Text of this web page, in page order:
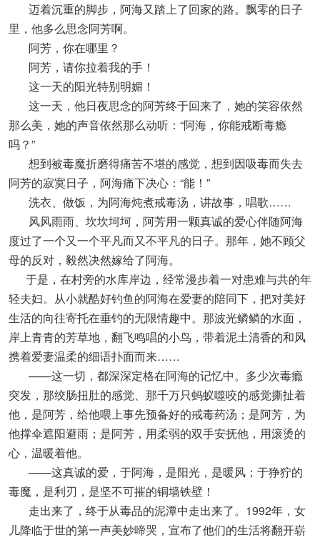
迈着沉重的脚步，阿海又踏上了回家的路。飘零的日子
里，他多么思念阿芳啊。
阿芳，你在哪里？
阿芳，请你拉着我的手！
这一天的阳光特别明媚！
这一天，他日夜思念的阿芳终于回来了，她的笑容依然
那么美，她的声音依然那么动听：“阿海，你能戒断毒瘾
吗？”
想到被毒魔折磨得痛苦不堪的感觉，想到因吸毒而失去
阿芳的寂寞日子，阿海痛下决心：“能！”
洗衣、做饭，为阿海炖煮戒毒汤，讲故事，唱歌……
风风雨雨、坎坎坷坷，阿芳用一颗真诚的爱心伴随阿海
度过了一个又一个平凡而又不平凡的日子。那年，她不顾父
母的反对，毅然决然嫁给了阿海。
于是，在村旁的水库岸边，经常漫步着一对患难与共的年
轻夫妇。从小就酷好钓鱼的阿海在爱妻的陪同下，把对美好
生活的向往寄托在垂钓的无限情趣中。那波光鳞鳞的水面，
岸上青青的芳草地，翻飞鸣唱的小鸟，带着泥土清香的和风
携着爱妻温柔的细语扑面而来……
——这一切，都深深定格在阿海的记忆中。多少次毒瘾
突发，那绞肠扭肚的感觉、那千万只蚂蚁噬咬的感觉撕扯着
他，是阿芳，给他喂上事先预备好的戒毒药汤；是阿芳，为
他撑伞遮阳避雨；是阿芳，用柔弱的双手安抚他，用滚烫的
心，温暖着他。
——这真诚的爱，于阿海，是阳光，是暖风；于狰狞的
毒魔，是利刃，是坚不可摧的铜墙铁壁！
走出来了，终于从毒品的泥潭中走出来了。1992年，女
儿降临于世的第一声美妙啼哭，宣布了他们的生活将翻开崭